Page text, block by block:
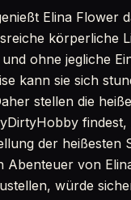
Elina Flower
körperliche
ohne jegliche
kann sie sich
stellen die
findest,
der heißesten
Abenteuer von
würde